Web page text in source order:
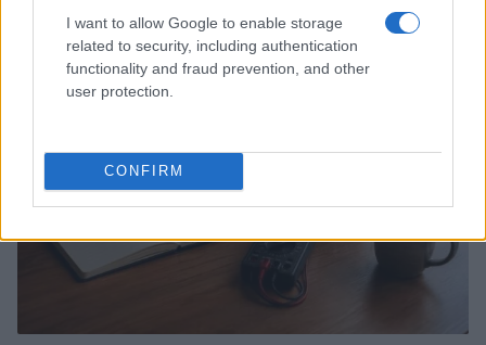
I want to allow Google to enable storage
related to security, including authentication
functionality and fraud prevention, and other
user protection.
CONFIRM
RECENSIONI TECH